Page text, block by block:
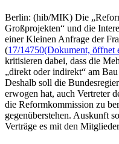
Berlin: (hib/MIK) Die
Großprojekten“ und die
einer Kleinen Anfrage der
(17/14750(Dokument, öffnet
kritisieren dabei, dass die
„direkt oder indirekt“ am
Deshalb soll die
erwogen hat, auch Vertreter
die Reformkommission zu
gegenüberstehen. Auskunft
Verträge es mit den